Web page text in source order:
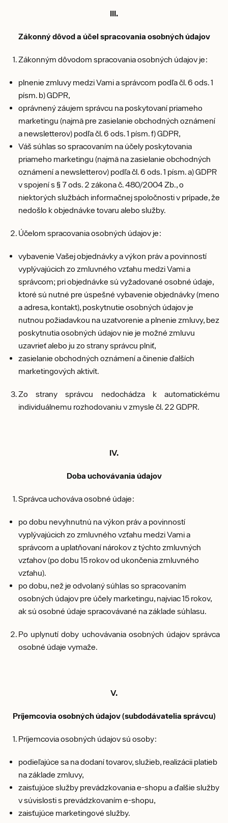
III.
Zákonný dôvod a účel spracovania osobných údajov
Zákonným dôvodom spracovania osobných údajov je:
plnenie zmluvy medzi Vami a správcom podľa čl. 6 ods. 1
písm. b) GDPR,
oprávnený záujem správcu na poskytovaní priameho
marketingu (najmä pre zasielanie obchodných oznámení
a newsletterov) podľa čl. 6 ods. 1 písm. f) GDPR,
Váš súhlas so spracovaním na účely poskytovania
priameho marketingu (najmä na zasielanie obchodných
oznámení a newsletterov) podľa čl. 6 ods. 1 písm. a) GDPR
v spojení s § 7 ods. 2 zákona č. 480/2004 Zb., o
niektorých službách informačnej spoločnosti v prípade, že
nedošlo k objednávke tovaru alebo služby.
Účelom spracovania osobných údajov je:
vybavenie Vašej objednávky a výkon práv a povinností
vyplývajúcich zo zmluvného vzťahu medzi Vami a
správcom; pri objednávke sú vyžadované osobné údaje,
ktoré sú nutné pre úspešné vybavenie objednávky (meno
a adresa, kontakt), poskytnutie osobných údajov je
nutnou požiadavkou na uzatvorenie a plnenie zmluvy, bez
poskytnutia osobných údajov nie je možné zmluvu
uzavrieť alebo ju zo strany správcu plniť,
zasielanie obchodných oznámení a činenie ďalších
marketingových aktivít.
Zo strany správcu nedochádza k automatickému
individuálnemu rozhodovaniu v zmysle čl. 22 GDPR.
IV.
Doba uchovávania údajov
Správca uchováva osobné údaje:
po dobu nevyhnutnú na výkon práv a povinností
vyplývajúcich zo zmluvného vzťahu medzi Vami a
správcom a uplatňovaní nárokov z týchto zmluvných
vzťahov (po dobu 15 rokov od ukončenia zmluvného
vzťahu).
po dobu, než je odvolaný súhlas so spracovaním
osobných údajov pre účely marketingu, najviac 15 rokov,
ak sú osobné údaje spracovávané na základe súhlasu.
Po uplynutí doby uchovávania osobných údajov správca
osobné údaje vymaže.
V.
Príjemcovia osobných údajov (subdodávatelia správcu)
Príjemcovia osobných údajov sú osoby:
podieľajúce sa na dodaní tovarov, služieb, realizácii platieb
na základe zmluvy,
zaisťujúce služby prevádzkovania e-shopu a ďalšie služby
v súvislosti s prevádzkovaním e-shopu,
zaisťujúce marketingové služby.